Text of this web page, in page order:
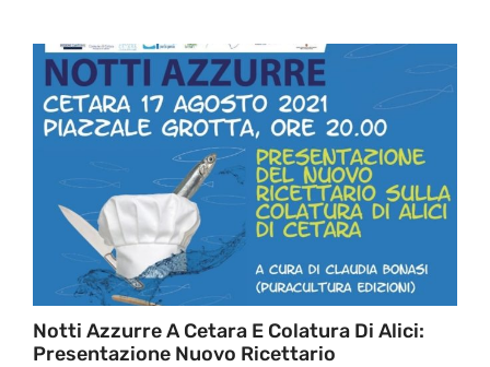
Notti Azzurre A Cetara E Colatura Di Alici:
Presentazione Nuovo Ricettario